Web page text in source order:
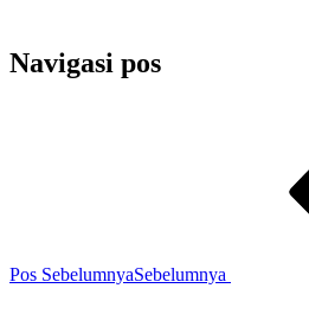
Navigasi pos
Pos SebelumnyaSebelumnya